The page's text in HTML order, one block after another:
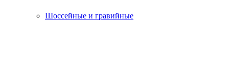
Шоссейные и гравийные